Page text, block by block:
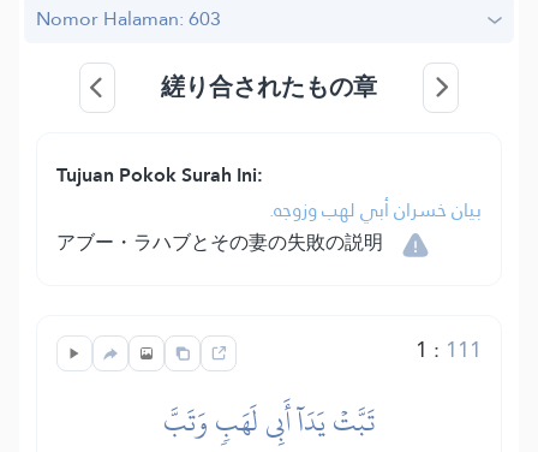
Nomor Halaman: 603
縒り合されたもの章
Tujuan Pokok Surah Ini:
بيان خسران أبي لهب وزوجه.
アブー・ラハブとその妻の失敗の説明
1 : 111
تَبَّتۡ يَدَآ أَبِي لَهَبٖ وَتَبَّ